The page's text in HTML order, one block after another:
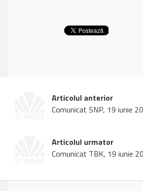
Articolul anterior
Comunicat SNP, 19 iunie
Articolul urmator
Comunicat TBK, 19 iunie